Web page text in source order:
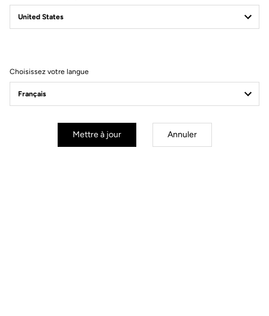
Race
Choisissez votre langue
Mettre à jour Annuler